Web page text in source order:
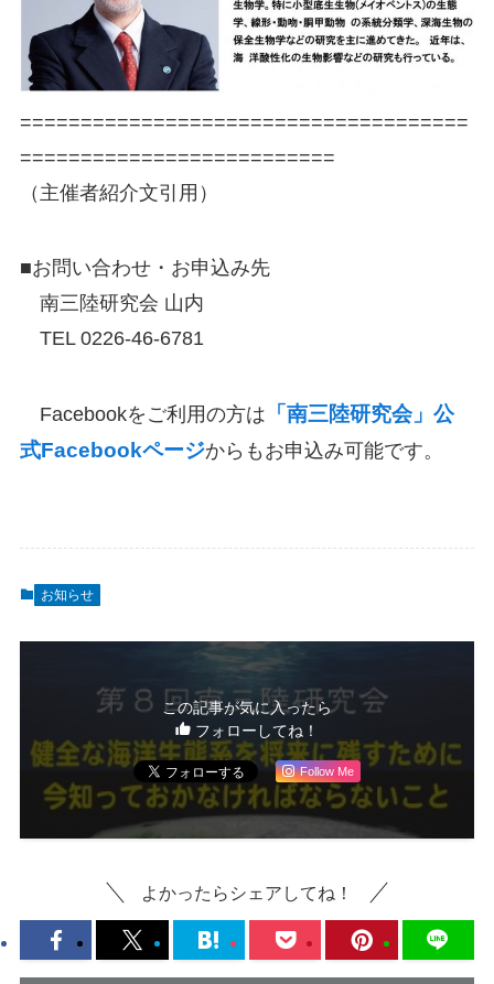
=====================================
==========================
（主催者紹介文引用）
■お問い合わせ・お申込み先
南三陸研究会 山内
TEL 0226-46-6781
Facebookをご利用の方は 「南三陸研究会」公
式Facebookページからもお申込み可能です。
お知らせ
この記事が気に入ったら
フォローしてね！
Follow Me
よかったらシェアしてね！